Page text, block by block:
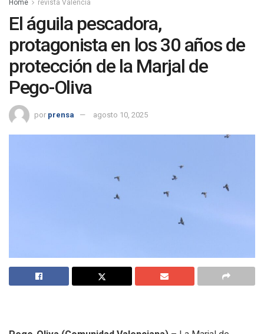
Home revista Valencia
El águila pescadora,
protagonista en los 30 años de
protección de la Marjal de
Pego-Oliva
por prensa agosto 10, 2025